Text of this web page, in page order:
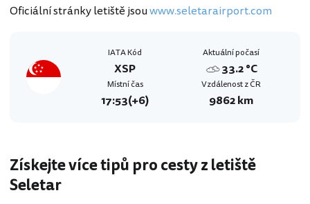
Oficiální stránky letiště jsouwww.seletarairport.com
IATA Kód
XSP
Aktuální počasí
33.2 °C
Místní čas
17:53(+6)
Vzdálenost z ČR
9862 km
Získejte více tipů pro cesty z letiště
Seletar